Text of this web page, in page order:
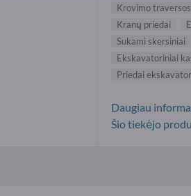
Krovimo traversos
Kranų priedai
Sukami skersiniai
Ekskavatoriniai
Priedai
Daugiau
Šio tiekėjo